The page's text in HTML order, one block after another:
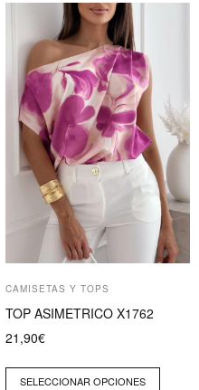
CAMISETAS Y TOPS
TOP ASIMETRICO X1762
21,90€
SELECCIONAR OPCIONES
producto
tiene
múltiples
variantes.
Las
opciones
se
pueden
la
página
de
producto